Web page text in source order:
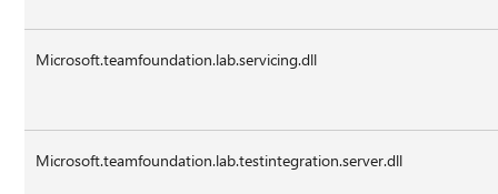
Microsoft.teamfoundation.lab.servicing.dll
Microsoft.teamfoundation.lab.testintegration.server.dll